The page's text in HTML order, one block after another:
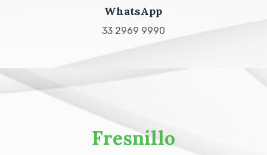
WhatsApp
33 2969 9990
Fresnillo